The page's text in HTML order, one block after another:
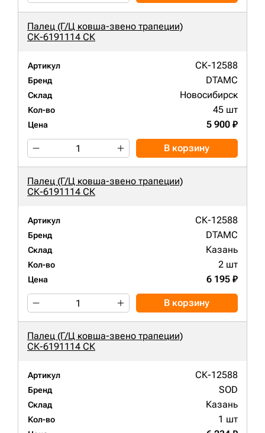
Палец (Г/Ц ковша-звено трапеции)
СК-6191114 СК
Артикул СК-12588
Бренд DTAMC
Склад Новосибирск
Кол-во 45 шт
Цена 5 900 ₽
В корзину
Палец (Г/Ц ковша-звено трапеции)
СК-6191114 СК
Артикул СК-12588
Бренд DTAMC
Склад Казань
Кол-во 2 шт
Цена 6 195 ₽
В корзину
Палец (Г/Ц ковша-звено трапеции)
СК-6191114 СК
Артикул СК-12588
Бренд SOD
Склад Казань
Кол-во 1 шт